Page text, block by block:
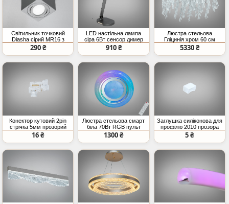
Світильник точковий
Diasha сірий MR16 з
поворотом
290 ₴
LED настільна лампа
сіра 6Вт сенсор димер
910 ₴
Люстра стельова
Гліцинія хром 60 см
7xE14
5330 ₴
Конектор кутовий 2pin
стрічка 5мм прозорий
SMD COB
16 ₴
Люстра стельова смарт
біла 70Вт RGB пульт
12м²
1300 ₴
Заглушка силіконова для
профілю 2010 прозора
5 ₴